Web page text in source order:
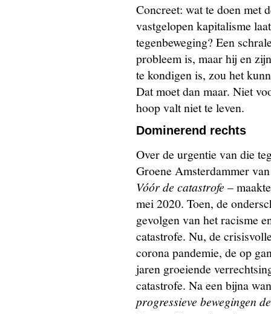
Concreet: wat te doen met
vastgelopen kapitalisme
tegenbeweging? Een
probleem is, maar hij en
te kondigen is, zou het
Dat moet dan maar. Niet
hoop valt niet te leven.
Dominerend rechts
Over de urgentie van die
Groene Amsterdammer
Vóór de catastrofe –
mei 2020. Toen, de
gevolgen van het racisme
catastrofe. Nu, de
corona pandemie, de op
jaren groeiende
catastrofe. Na een bijna
progressieve bewegingen